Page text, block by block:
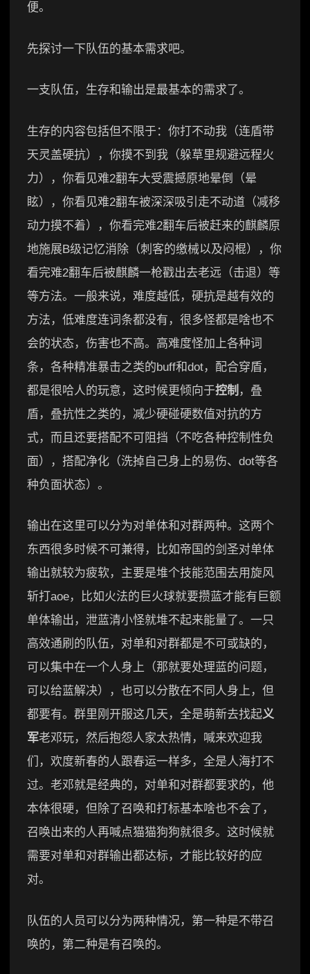
便。
先探讨一下队伍的基本需求吧。
一支队伍，生存和输出是最基本的需求了。
生存的内容包括但不限于：你打不动我（连盾带
天灵盖硬抗），你摸不到我（躲草里规避远程火
力），你看见难2翻车大受震撼原地晕倒（晕
眩），你看见难2翻车被深深吸引走不动道（减移
动力摸不着），你看完难2翻车后被赶来的麒麟原
地施展B级记忆消除（刺客的缴械以及闷棍），你
看完难2翻车后被麒麟一枪戳出去老远（击退）等
等方法。一般来说，难度越低，硬抗是越有效的
方法，低难度连词条都没有，很多怪都是啥也不
会的状态，伤害也不高。高难度怪加上各种词
条，各种精准暴击之类的buff和dot，配合穿盾，
都是很哈人的玩意，这时候更倾向于控制 ，叠
盾，叠抗性之类的，减少硬碰硬数值对抗的方
式，而且还要搭配不可阻挡（不吃各种控制性负
面），搭配净化（洗掉自己身上的易伤、dot等各
种负面状态）。
输出在这里可以分为对单体和对群两种。这两个
东西很多时候不可兼得，比如帝国的剑圣对单体
输出就较为疲软，主要是堆个技能范围去用旋风
斩打aoe，比如火法的巨火球就要攒蓝才能有巨额
单体输出，泄蓝清小怪就堆不起来能量了。一只
高效通刷的队伍，对单和对群都是不可或缺的，
可以集中在一个人身上（那就要处理蓝的问题，
可以给蓝解决），也可以分散在不同人身上，但
都要有。群里刚开服这几天，全是萌新去找起义
军老邓玩，然后抱怨人家太热情，喊来欢迎我
们，欢度新春的人跟春运一样多，全是人海打不
过。老邓就是经典的，对单和对群都要求的，他
本体很硬，但除了召唤和打标基本啥也不会了，
召唤出来的人再喊点猫猫狗狗就很多。这时候就
需要对单和对群输出都达标，才能比较好的应
对。
队伍的人员可以分为两种情况，第一种是不带召
唤的，第二种是有召唤的。